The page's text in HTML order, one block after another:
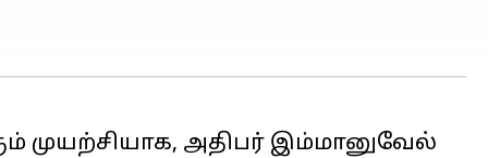
முயற்சியாக, அதிபர் இம்மானுவேல்